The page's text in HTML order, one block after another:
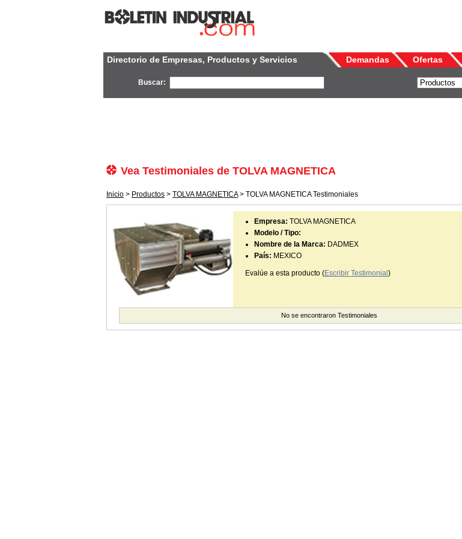
Directorio de Empresas, Productos y Servicios Demandas Ofertas
Buscar:
Vea Testimoniales de TOLVA MAGNETICA
Inicio > Productos > TOLVA MAGNETICA> TOLVA MAGNETICA Testimoniales
Empresa: TOLVA MAGNETICA
Modelo / Tipo:
Nombre de la Marca: DADMEX
País: MEXICO
Evalúe a esta producto (Escribir Testimonial )
No se encontraron Testimoniales